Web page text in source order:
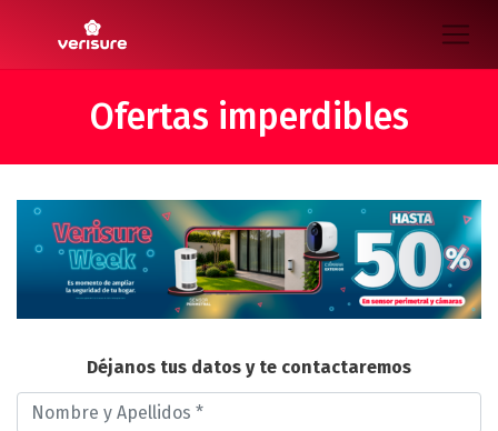
Ofertas imperdibles
Déjanos tus datos y te contactaremos